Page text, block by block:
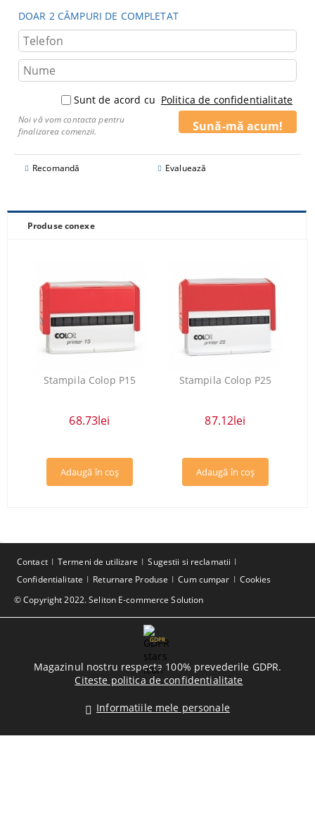
DOAR 2 CÂMPURI DE COMPLETAT
Sunt de acord cu Politica de confidentialitate
Noi vă vom contacta pentru
finalizarea comenzii.
Recomandă Evaluează
Produse conexe
Stampila Colop P15
68.73lei
Stampila Colop P25
87.12lei
© Copyright 2022. Seliton E-commerce Solution
Contact Termeni de utilizare
Sugestii si reclamatii
Confidentialitate
Returnare Produse Cum cumpar Cookies
GDPR
Magazinul nostru respecta 100% prevederile GDPR.
Citeste politica de confidentialitate
Informatiile mele personale